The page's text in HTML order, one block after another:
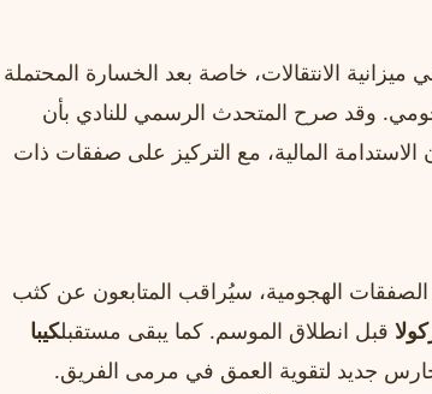
الانتقالات، خاصة بعد الخسارة المحتملة
وقد صرح المتحدث الرسمي للنادي بأن
المالية، مع التركيز على صفقات ذات
الصفقات الهجومية، سيُراقب المتابعون عن كثب
قبل انطلاق الموسم. كما يبقى مستقبلكيبا
جديد لتقوية العمق في مرمى الفريق.